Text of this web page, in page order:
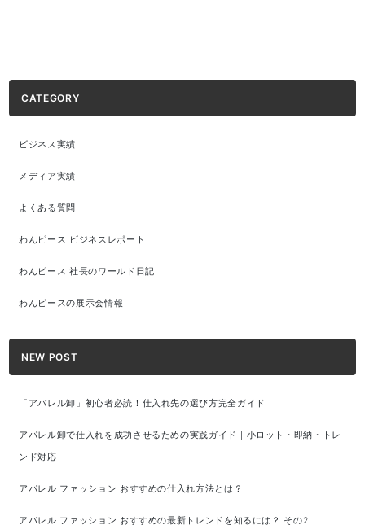
CATEGORY
ビジネス実績
メディア実績
よくある質問
わんピース ビジネスレポート
わんピース 社長のワールド日記
わんピースの展示会情報
NEW POST
「アパレル卸」初心者必読！仕入れ先の選び方完全ガイド
アパレル卸で仕入れを成功させるための実践ガイド｜小ロット・即納・トレ
ンド対応
アパレル ファッション おすすめの仕入れ方法とは？
アパレル ファッション おすすめの最新トレンドを知るには？ その2